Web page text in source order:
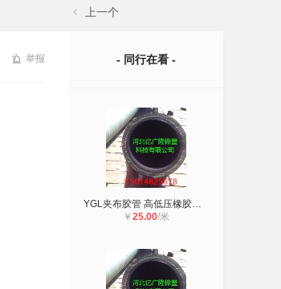
上一个
举报 - 同行在看 -
YGL夹布胶管 高低压橡胶管 夹布耐油
￥ 25.00/米